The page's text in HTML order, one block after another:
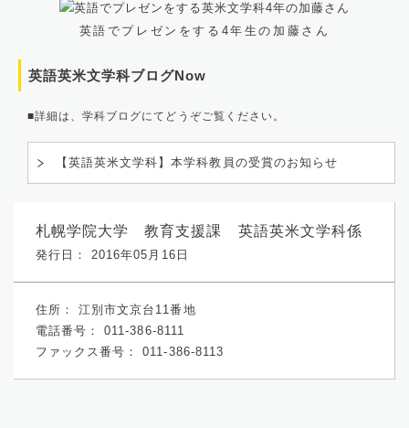
英語でプレゼンをする4年生の加藤さん
英語英米文学科ブログNow
■詳細は、学科ブログにてどうぞご覧ください。
【英語英米文学科】本学科教員の受賞のお知らせ
発行日： 2016年05月16日
札幌学院大学 教育支援課 英語英米文学科係
住所：
江別市文京台11番地
電話番号：
011-386-8111
ファックス番号：
011-386-8113